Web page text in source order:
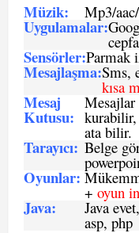
Müzik: Mp3/
Uygulamalar:
Sensörler:Parmak
Mesajlaşma:Sms,
kısa
Mesaj
Kutusu:
Mesajlar
kurabilir,
ata bilir.
Tarayıcı: Belge
Oyunlar:
+ oyun
Java: Java
asp, php